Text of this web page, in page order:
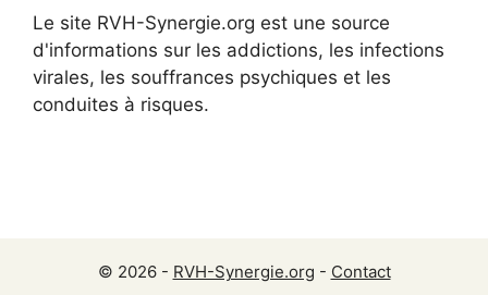
Le site RVH-Synergie.org est une source
d'informations sur les addictions, les infections
virales, les souffrances psychiques et les
conduites à risques.
© 2026 - RVH-Synergie.org - Contact